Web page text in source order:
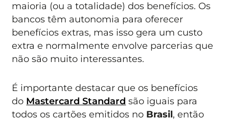
maioria (ou a totalidade) dos benefícios. Os
bancos têm autonomia para oferecer
benefícios extras, mas isso gera um custo
extra e normalmente envolve parcerias que
não são muito interessantes.
É importante destacar que os benefícios
do Mastercard Standard são iguais para
todos os cartões emitidos no Brasil, então